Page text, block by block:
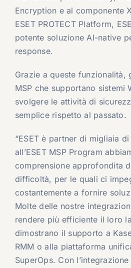
Encryption e al componente
ESET PROTECT Platform,
potente soluzione AI-native
response.
Grazie a queste funzionalità,
MSP che supportano sistemi
svolgere le attività di
semplice rispetto al passato.
“ESET è partner di migliaia
all’ESET MSP Program
comprensione approfondita
difficoltà, per le quali ci
costantemente a fornire
Molte delle nostre
rendere più efficiente il loro
dimostrano il supporto a
RMM o alla piattaforma
SuperOps. Con l’integrazione